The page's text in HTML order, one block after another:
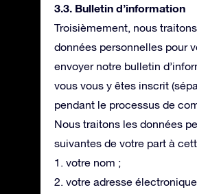
3.3. Bulletin d’information
Troisièmement, nous
données personnelles pour
envoyer notre bulletin
vous vous y êtes inscrit
pendant le processus de
Nous traitons les données
suivantes de votre part à
1. votre nom ;
2. votre adresse